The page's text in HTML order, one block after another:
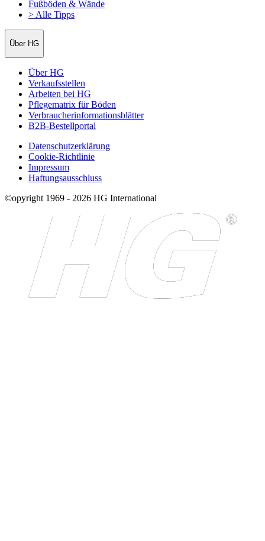
Fußböden & Wände
> Alle Tipps
Über HG
Über HG
Verkaufsstellen
Arbeiten bei HG
Pflegematrix für Böden
Verbraucherinformationsblätter
B2B-Bestellportal
Datenschutzerklärung
Cookie-Richtlinie
Impressum
Haftungsausschluss
©opyright 1969 - 2026 HG International